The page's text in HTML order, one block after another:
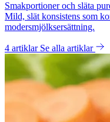
Smakportioner och släta
Mild, slät konsistens som
modersmjölksersättning.
4 artiklar Se alla artiklar